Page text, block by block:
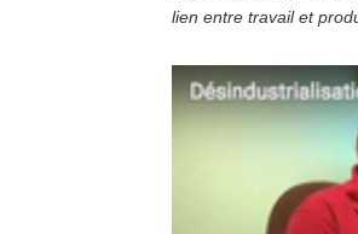
lien entre travail et